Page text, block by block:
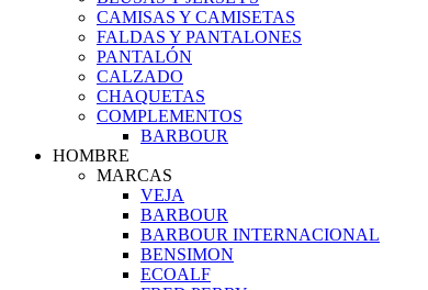
CAMISAS Y CAMISETAS
FALDAS Y PANTALONES
PANTALÓN
CALZADO
CHAQUETAS
COMPLEMENTOS
BARBOUR
HOMBRE
MARCAS
VEJA
BARBOUR
BARBOUR INTERNACIONAL
BENSIMON
ECOALF